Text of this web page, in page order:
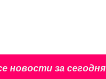
новости за сегодня